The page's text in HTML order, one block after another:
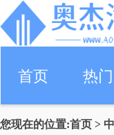
首页 热
您现在的位置:首页 >